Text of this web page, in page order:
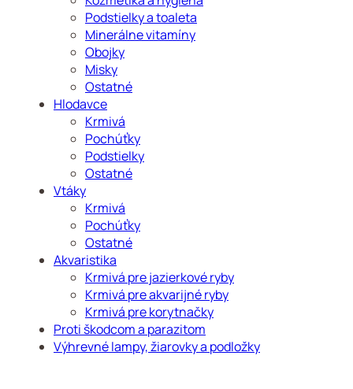
Podstielky a toaleta
Minerálne vitamíny
Obojky
Misky
Ostatné
Hlodavce
Krmivá
Pochúťky
Podstielky
Ostatné
Vtáky
Krmivá
Pochúťky
Ostatné
Akvaristika
Krmivá pre jazierkové ryby
Krmivá pre akvarijné ryby
Krmivá pre korytnačky
Proti škodcom a parazitom
Výhrevné lampy, žiarovky a podložky